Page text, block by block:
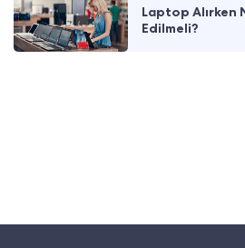
Laptop Alırken
Edilmeli?